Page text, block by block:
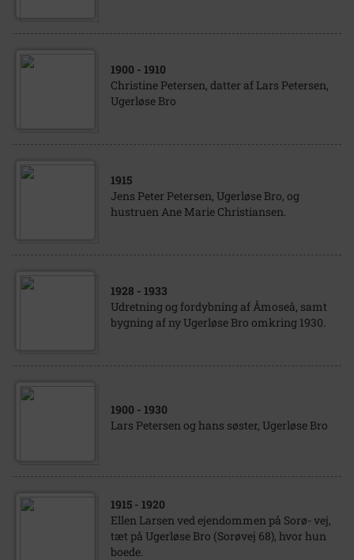
1900 - 1910
Christine Petersen, datter af Lars Petersen,
Ugerløse Bro
1915
Jens Peter Petersen, Ugerløse Bro, og
hustruen Ane Marie Christiansen.
1928 - 1933
Udretning og fordybning af Åmoseå, samt
bygning af ny Ugerløse Bro omkring 1930.
1900 - 1930
Lars Petersen og hans søster, Ugerløse Bro
1915 - 1920
Ellen Larsen ved ejendommen på Sorø- vej,
tæt på Ugerløse Bro (Sorøvej 68), hvor hun
boede.